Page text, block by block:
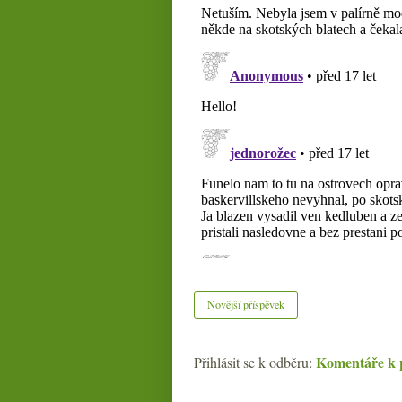
Novější příspěvek
Přihlásit se k odběru: Komentáře k